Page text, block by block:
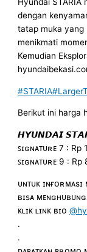
dengan
tatap muka yang
menikmati
Kemudian
#STARIA
Berikut ini harga
𝙃𝙔𝙐𝙉𝘿𝘼𝙄
ꜱɪɢɴᴀᴛᴜʀᴇ 7 :
ꜱɪɢɴᴀᴛᴜʀᴇ 9 :
ᴜɴᴛᴜᴋ ɪɴғᴏʀᴍᴀsɪ
ʙɪsᴀ
ᴋʟɪᴋ ʟɪɴᴋ ʙɪᴏ
.
.